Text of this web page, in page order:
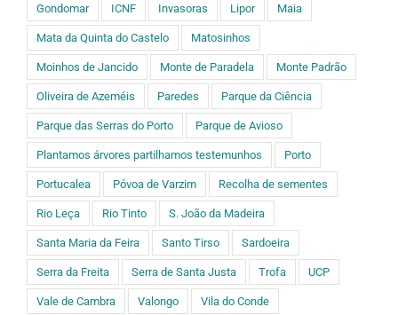
Gondomar ICNF Invasoras Lipor Maia
Mata da Quinta do Castelo Matosinhos
Moinhos de Jancido Monte de Paradela Monte Padrão
Oliveira de Azeméis Paredes Parque da Ciência
Parque das Serras do Porto Parque de Avioso
Plantamos árvores partilhamos testemunhos Porto
Portucalea Póvoa de Varzim Recolha de sementes
Rio Leça Rio Tinto S. João da Madeira
Santa Maria da Feira Santo Tirso Sardoeira
Serra da Freita Serra de Santa Justa Trofa UCP
Vale de Cambra Valongo Vila do Conde